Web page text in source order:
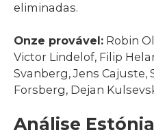
eliminadas.
Onze provável: Robin
Victor Lindelof, Filip
Svanberg, Jens Cajuste,
Forsberg, Dejan
Análise Estónia